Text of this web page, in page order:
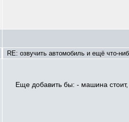
RE: озвучить автомобиль и ещё что-
Еще добавить бы: - машина